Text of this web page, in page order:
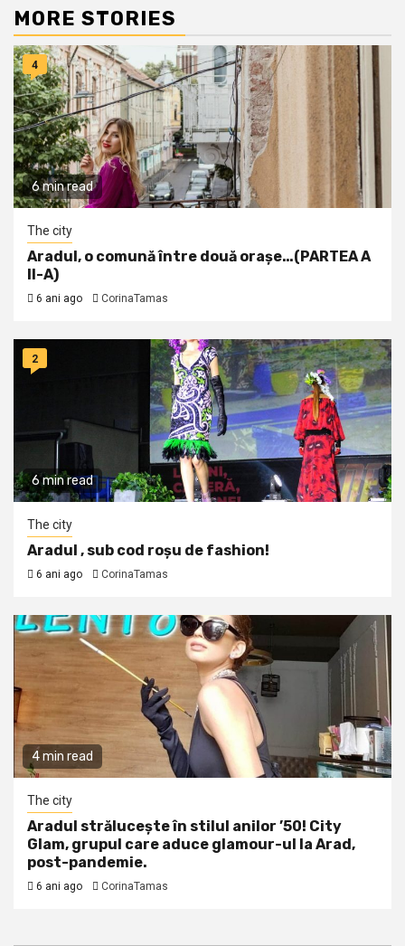
MORE STORIES
6 min read
4
The city
Aradul, o comună între două orașe…(PARTEA A
II-A)
6 ani ago CorinaTamas
6 min read
2
The city
Aradul , sub cod roșu de fashion!
6 ani ago CorinaTamas
4 min read
The city
Aradul strălucește în stilul anilor ’50! City
Glam, grupul care aduce glamour-ul la Arad,
post-pandemie.
6 ani ago CorinaTamas